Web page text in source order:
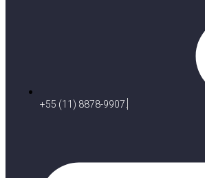
+55 (11) 8878-9907.